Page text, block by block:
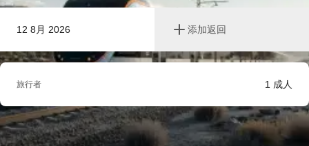
12 8月 2026 添加返回
旅行者 1 成人